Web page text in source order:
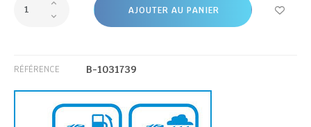
AJOUTER AU PANIER
RÉFÉRENCE B-1031739